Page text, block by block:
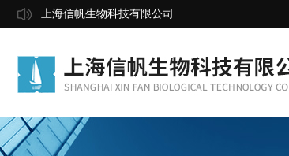
上海信帆生物科技有限公司